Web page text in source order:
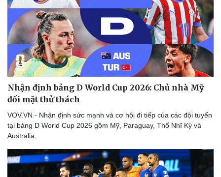
Nhận định bảng D World Cup 2026: Chủ nhà Mỹ
đối mặt thử thách
VOV.VN - Nhận định sức mạnh và cơ hội đi tiếp của các đội tuyển
tại bảng D World Cup 2026 gồm Mỹ, Paraguay, Thổ Nhĩ Kỳ và
Australia.